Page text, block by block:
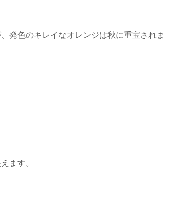
発色のキレイなオレンジは秋に重宝されま
ます。